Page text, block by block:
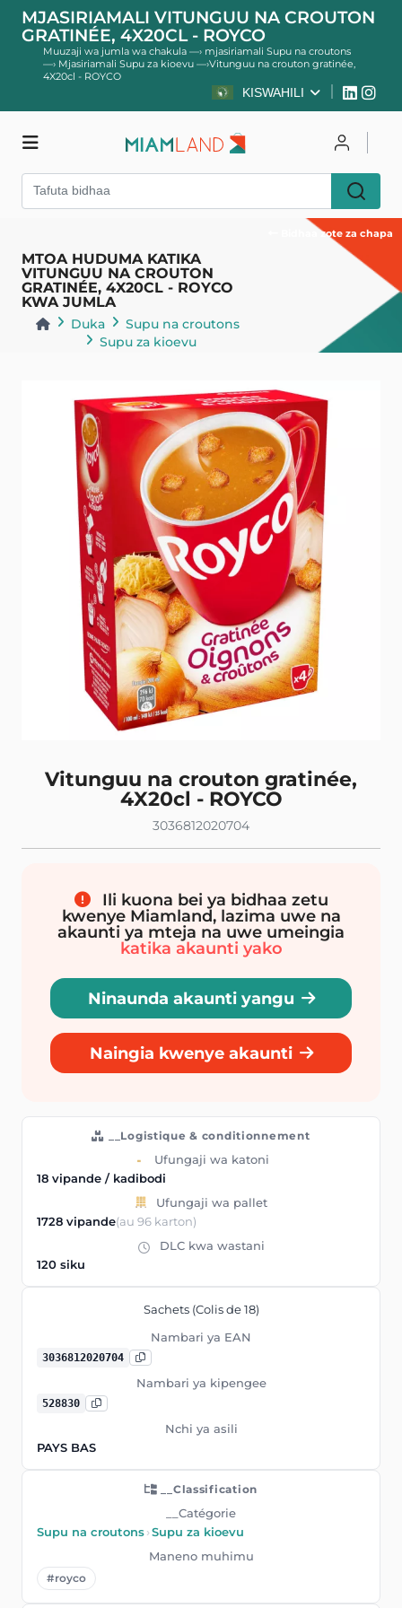
MJASIRIAMALI VITUNGUU NA CROUTON
GRATINÉE, 4X20CL - ROYCO
Muuzaji wa jumla wa chakula —› mjasiriamali Supu na croutons
—› Mjasiriamali Supu za kioevu —›Vitunguu na crouton gratinée,
4X20cl - ROYCO
KISWAHILI
MTOA HUDUMA KATIKA
VITUNGUU NA CROUTON
GRATINÉE, 4X20CL - ROYCO
KWA JUMLA
Duka
Supu na croutons
Supu za kioevu
Bidhaa zote za chapa
Vitunguu na crouton gratinée,
4X20cl - ROYCO
3036812020704
Ili kuona bei ya bidhaa zetu
kwenye Miamland, lazima uwe na
akaunti ya mteja na uwe umeingia
katika akaunti yako
Ninaunda akaunti yangu
Naingia kwenye akaunti
__Logistique & conditionnement
Ufungaji wa katoni
18 vipande / kadibodi
Ufungaji wa pallet
1728 vipande(au 96 karton)
DLC kwa wastani
120 siku
Sachets (Colis de 18)
Nambari ya EAN
3036812020704
Nambari ya kipengee
528830
Nchi ya asili
PAYS BAS
__Classification
__Catégorie
Supu na croutons›Supu za kioevu
Maneno muhimu
#royco